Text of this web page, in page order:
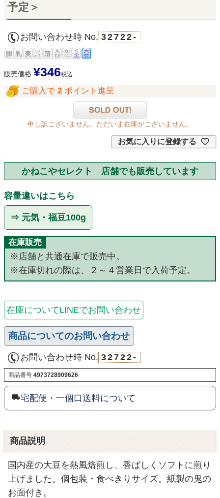
予定＞
お問い合わせ時 No. 32722-
販売価格 ¥346税込
ご購入で 2 ポイント進呈
申し訳ございません。ただいま在庫がございません。
お気に入りに登録する
かねこやセレクト 店舗でも販売しています
容量違いはこちら
⇒ 元気・福豆100g
在庫販売
※店舗と共通在庫で販売中。
※在庫切れの際は、２～４営業日で入荷予定。
在庫についてLINEでお問い合わせ
商品についてのお問い合わせ
お問い合わせ時 No. 32722-
商品番号 4973728909626
宅配便・一個口送料について
商品説明
国内産の大豆を熱風焙煎し、香ばしくソフトに煎り
上げました。個包装・食べきりサイズ。紙製の鬼の
お面付き。